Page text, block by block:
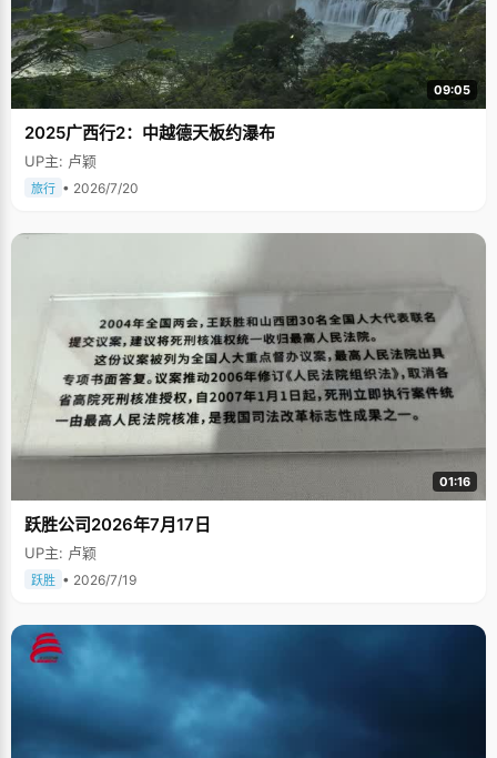
09:05
2025广西行2：中越德天板约瀑布
UP主: 卢颖
旅行 • 2026/7/20
01:16
跃胜公司2026年7月17日
UP主: 卢颖
跃胜 • 2026/7/19